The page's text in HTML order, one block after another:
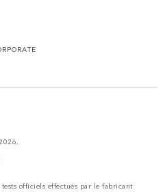
officiels effectués par le fabricant